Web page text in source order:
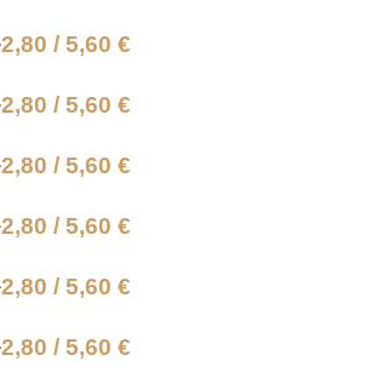
2,80 / 5,60 €
2,80 / 5,60 €
2,80 / 5,60 €
2,80 / 5,60 €
2,80 / 5,60 €
2,80 / 5,60 €